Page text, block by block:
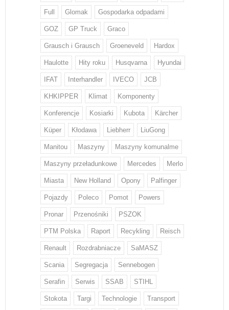
Full Glomak Gospodarka odpadami
GOZ GP Truck Graco
Grausch i Grausch Groeneveld Hardox
Haulotte Hity roku Husqvarna Hyundai
IFAT Interhandler IVECO JCB
KHKIPPER Klimat Komponenty
Konferencje Kosiarki Kubota Kärcher
Küper Kłodawa Liebherr LiuGong
Manitou Maszyny Maszyny komunalme
Maszyny przeładunkowe Mercedes Merlo
Miasta New Holland Opony Palfinger
Pojazdy Poleco Pomot Powers
Pronar Przenośniki PSZOK
PTM Polska Raport Recykling Reisch
Renault Rozdrabniacze SaMASZ
Scania Segregacja Sennebogen
Serafin Serwis SSAB STIHL
Stokota Targi Technologie Transport